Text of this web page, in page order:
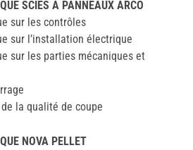
SCIES À PANNEAUX ARCO
sur les contrôles
sur l’installation électrique
sur les parties mécaniques et
la qualité de coupe
NOVA PELLET